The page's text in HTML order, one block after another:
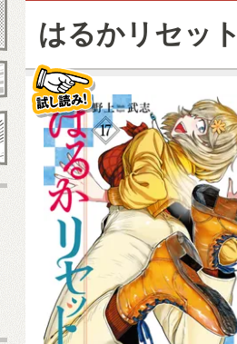
はるかリセット
試し読み！